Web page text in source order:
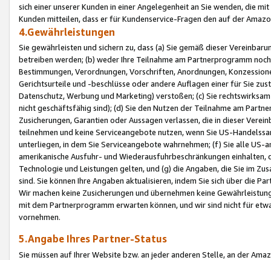
sich einer unserer Kunden in einer Angelegenheit an Sie wenden, die
Kunden mitteilen, dass er für Kundenservice-Fragen den auf der
4.Gewährleistungen
Sie gewährleisten und sichern zu, dass (a) Sie gemäß dieser
betreiben werden; (b) weder Ihre Teilnahme am Partnerprogramm
Bestimmungen, Verordnungen, Vorschriften, Anordnungen,
Gerichtsurteile und -beschlüsse oder andere Auflagen einer für Sie
Datenschutz, Werbung und Marketing) verstoßen; (c) Sie
nicht geschäftsfähig sind); (d) Sie den Nutzen der Teilnahme am
Zusicherungen, Garantien oder Aussagen verlassen, die in dieser
teilnehmen und keine Serviceangebote nutzen, wenn Sie US-
unterliegen, in dem Sie Serviceangebote wahrnehmen; (f) Sie alle
amerikanische Ausfuhr- und Wiederausfuhrbeschränkungen
Technologie und Leistungen gelten, und (g) die Angaben, die Sie im
sind. Sie können Ihre Angaben aktualisieren, indem Sie sich über die
Wir machen keine Zusicherungen und übernehmen keine
mit dem Partnerprogramm erwarten können, und wir sind nicht für
vornehmen.
5.Angabe Ihres Partner-Status
Sie müssen auf Ihrer Website bzw. an jeder anderen Stelle, an der